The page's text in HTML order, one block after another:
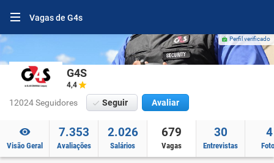
Vagas de G4s
Perfil verificado
G4S
4,4
12024 Seguidores Seguir Avaliar
Visão Geral
7.353
Avaliações
2.026
Salários
679
Vagas
30
Entrevistas
4